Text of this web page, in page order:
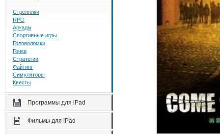
Стрелялки
RPG
Аркады
Спортивные игры
Головоломки
Гонки
Стратегии
Файтинг
Симуляторы
Квесты
Программы для iPad
Фильмы для iPad